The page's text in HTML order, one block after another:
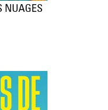
NUAGES